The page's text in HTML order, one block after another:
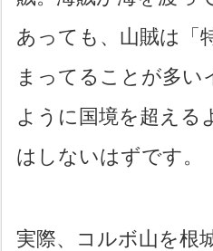
あっても、山賊は「
まってることが多い
ように国境を超える
はしないはずです。
実際、コルボ山を根